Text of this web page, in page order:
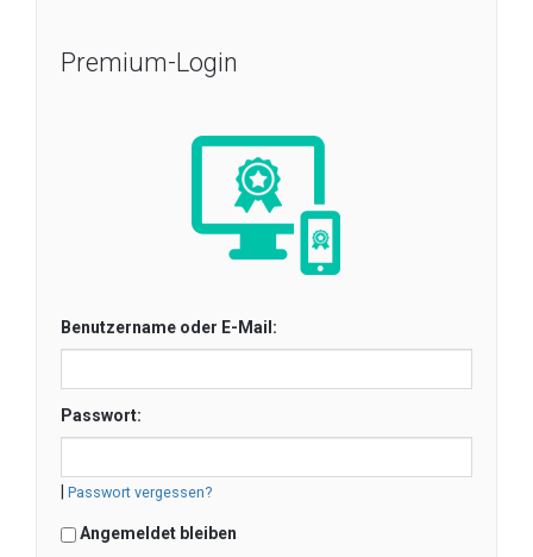
Premium-Login
Benutzername oder E-Mail:
Passwort:
Passwort vergessen?
Angemeldet bleiben